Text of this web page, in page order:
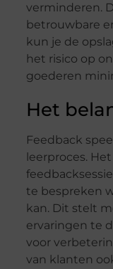
verminderen.
betrouwbare
kun je de
het risico op
goederen
Het
Feedback
leerproces.
te bespreken
kan. Dit stelt
ervaringen te
voor
van klanten